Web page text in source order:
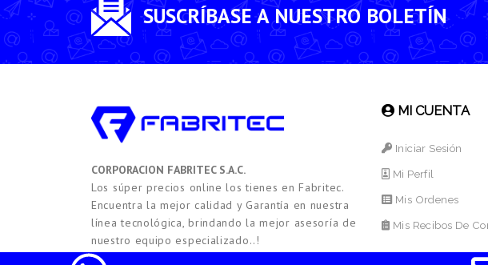
SUSCRÍBASE A NUESTRO BOLETÍN
CORPORACION FABRITEC S.A.C.
Los súper precios online los tienes en Fabritec.
Encuentra la mejor calidad y Garantía en nuestra
línea tecnológica, brindando la mejor asesoría de
nuestro equipo especializado..!
MI CUENTA
Iniciar Sesión
Mi Perfil
Mis Ordenes
Mis Recibos De